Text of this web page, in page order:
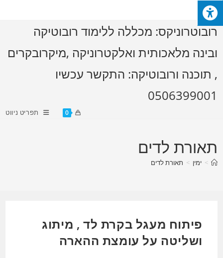
Skip
to
content
רובוטרוניקס: מכללה ללימוד רובוטיקה
ובינה מלאכותית ואלקטרוניקה ,מיקרובקרים
, תוכנה ורובוטיקה: התקשר עכשיו
0506399001
0 תפריט ניווט
תאורת לדים
> ימין > תאורת לדים
פיתוח מעגל בקרת לד , מיתוג
ושליטה על עומצת ההארה